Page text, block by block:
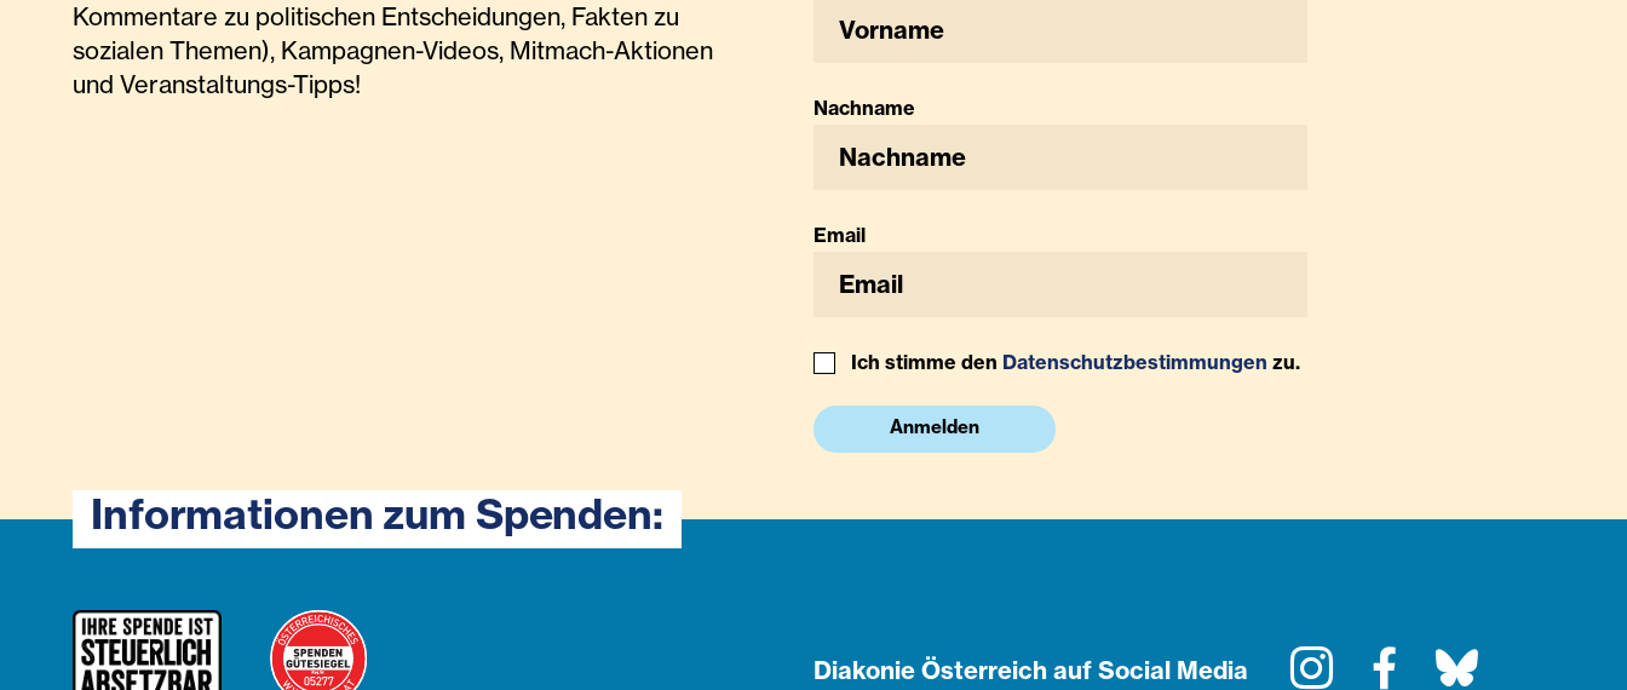
Kommentare zu politischen Entscheidungen, Fakten zu
sozialen Themen), Kampagnen-Videos, Mitmach-Aktionen
und Veranstaltungs-Tipps!
Nachname
Email
Ich stimme den Datenschutzbestimmungen zu.
Anmelden
Informationen zum Spenden:
Diakonie Österreich auf Social Media InstagramFacebook